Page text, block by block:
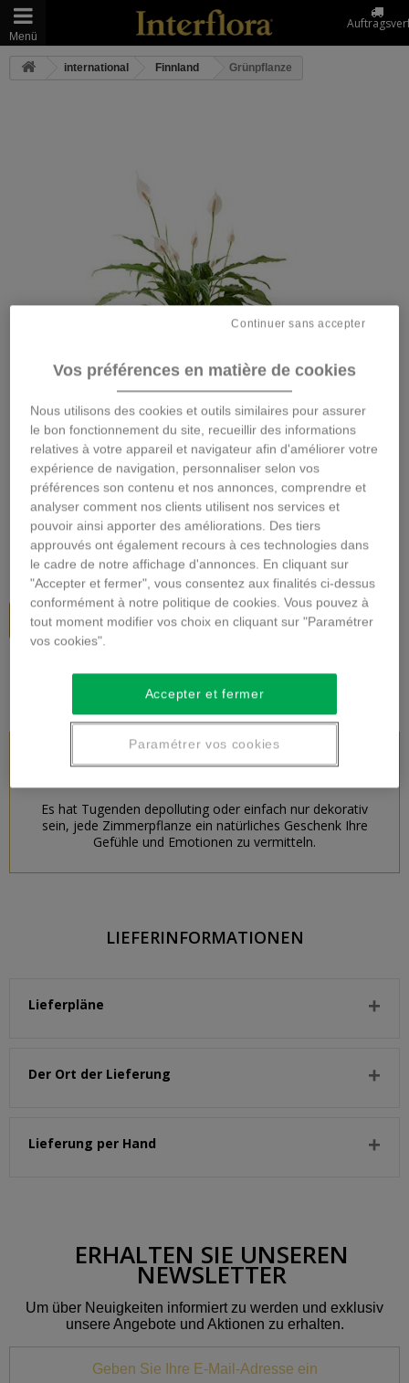
Menü
international Finnland Grünpflanze
Vergrößern
GRÜNPFLANZE
Beschreibung
41,00 €inkl. MwSt.
In den Warenkorb
PRODUKTBESCHREIBUNG
Es hat Tugenden depolluting oder einfach nur dekorativ
sein, jede Zimmerpflanze ein natürliches Geschenk Ihre
Gefühle und Emotionen zu vermitteln.
LIEFERINFORMATIONEN
Lieferpläne
Der Ort der Lieferung
Lieferung per Hand
ERHALTEN SIE UNSEREN
NEWSLETTER
Um über Neuigkeiten informiert zu werden und exklusiv
unsere Angebote und Aktionen zu erhalten.
Vos préférences en matière de cookies
Nous utilisons des cookies et outils similaires pour assurer
le bon fonctionnement du site, recueillir des informations
relatives à votre appareil et navigateur afin d'améliorer votre
expérience de navigation, personnaliser selon vos
préférences son contenu et nos annonces, comprendre et
analyser comment nos clients utilisent nos services et
pouvoir ainsi apporter des améliorations. Des tiers
approuvés ont également recours à ces technologies dans
le cadre de notre affichage d'annonces. En cliquant sur
"Accepter et fermer", vous consentez aux finalités ci-dessus
conformément à notre politique de cookies. Vous pouvez à
tout moment modifier vos choix en cliquant sur "Paramétrer
vos cookies".
Continuer sans accepter
Accepter et fermer
Paramétrer vos cookies